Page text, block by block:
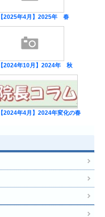
【2025年4月】2025年 春
【2024年10月】2024年 秋
【2024年4月】2024年変化の春